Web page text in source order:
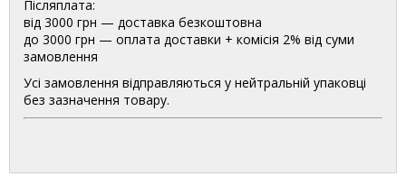
Післяплата:
від 3000 грн — доставка безкоштовна
до 3000 грн — оплата доставки + комісія 2% від суми
замовлення
Усі замовлення відправляються у нейтральній упаковці
без зазначення товару.